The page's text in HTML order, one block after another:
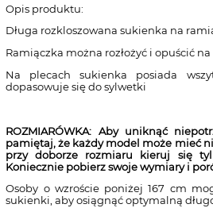
Opis produktu:
Długa rozkloszowana sukienka na
Ramiączka można rozłożyć i opuścić
Na plecach sukienka posiada
dopasowuje się do sylwetki
ROZMIARÓWKA: Aby uniknąć
pamiętaj, że każdy model może mieć
przy doborze rozmiaru kieruj się
Koniecznie pobierz swoje wymiary i
Osoby o wzroście poniżej 167 cm
sukienki, aby osiągnąć optymalną